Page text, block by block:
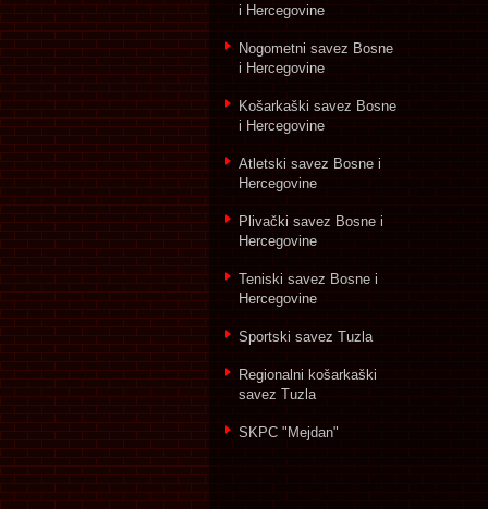
i Hercegovine
Nogometni savez Bosne
i Hercegovine
Košarkaški savez Bosne
i Hercegovine
Atletski savez Bosne i
Hercegovine
Plivački savez Bosne i
Hercegovine
Teniski savez Bosne i
Hercegovine
Sportski savez Tuzla
Regionalni košarkaški
savez Tuzla
SKPC "Mejdan"